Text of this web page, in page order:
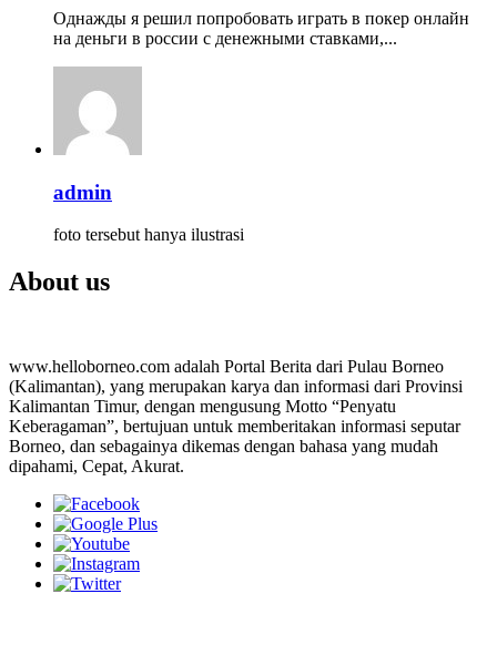
Однажды я решил попробовать играть в покер онлайн
на деньги в россии с денежными ставками,...
admin
foto tersebut hanya ilustrasi
About us
www.helloborneo.com adalah Portal Berita dari Pulau Borneo
(Kalimantan), yang merupakan karya dan informasi dari Provinsi
Kalimantan Timur, dengan mengusung Motto “Penyatu
Keberagaman”, bertujuan untuk memberitakan informasi seputar
Borneo, dan sebagainya dikemas dengan bahasa yang mudah
dipahami, Cepat, Akurat.